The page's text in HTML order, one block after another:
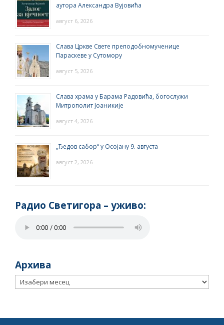
аутора Александра Вујовића
август 6, 2026
Слава Цркве Свете преподобномученице
Параскеве у Сутомору
август 5, 2026
Слава храма у Барама Радовића, богослужи
Митрополит Јоаникије
август 4, 2026
„Ђедов сабор“ у Осојану 9. августа
август 2, 2026
Радио Светигора – yживо:
Архива
Архива